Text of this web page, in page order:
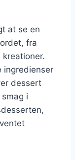
at se en
fra
ingredienser
dessert
i